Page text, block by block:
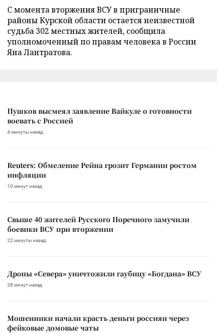
С момента вторжения ВСУ в приграничные
районы Курской области остается неизвестной
судьба 302 местных жителей, сообщила
уполномоченный по правам человека в России
Яна Лантратова.
Пушков высмеял заявление Вайкуле о готовности
воевать с Россией
4 минуты назад
Reuters: Обмеление Рейна грозит Германии ростом
инфляции
10 минут назад
Свыше 40 жителей Русского Поречного замучили
боевики ВСУ при вторжении
22 минуты назад
Дроны «Севера» уничтожили гаубицу «Богдана» ВСУ
28 минут назад
Мошенники начали красть деньги россиян через
фейковые домовые чаты